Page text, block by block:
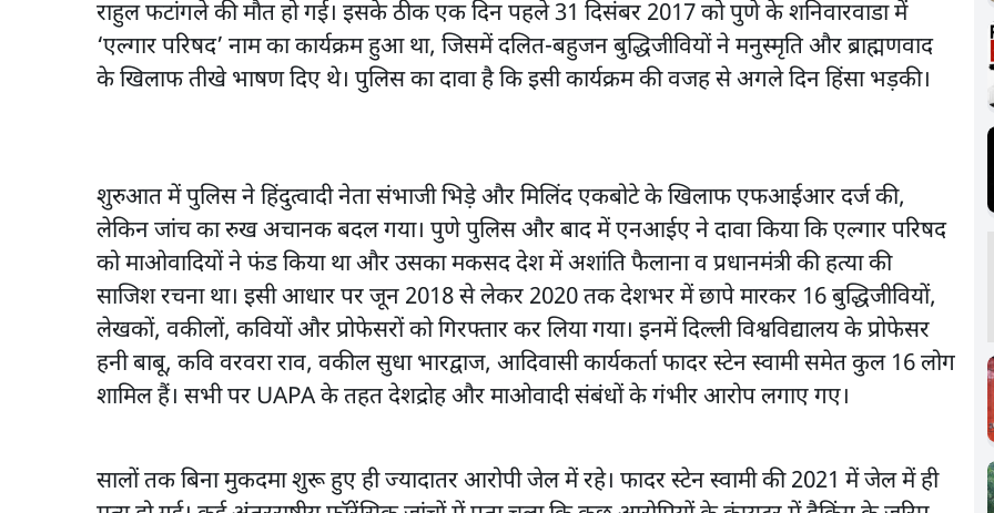
राहुल फटांगले की मौत हो गई। इसके ठीक एक दिन पहले 31 दिसंबर 2017 को पुणे के शनिवारवाडा में
‘एल्गार परिषद’ नाम का कार्यक्रम हुआ था, जिसमें दलित-बहुजन बुद्धिजीवियों ने मनुस्मृति और ब्राह्मणवाद
के खिलाफ तीखे भाषण दिए थे। पुलिस का दावा है कि इसी कार्यक्रम की वजह से अगले दिन हिंसा भड़की।
शुरुआत में पुलिस ने हिंदुत्वादी नेता संभाजी भिड़े और मिलिंद एकबोटे के खिलाफ एफआईआर दर्ज की,
लेकिन जांच का रुख अचानक बदल गया। पुणे पुलिस और बाद में एनआईए ने दावा किया कि एल्गार परिषद
को माओवादियों ने फंड किया था और उसका मकसद देश में अशांति फैलाना व प्रधानमंत्री की हत्या की
साजिश रचना था। इसी आधार पर जून 2018 से लेकर 2020 तक देशभर में छापे मारकर 16 बुद्धिजीवियों,
लेखकों, वकीलों, कवियों और प्रोफेसरों को गिरफ्तार कर लिया गया। इनमें दिल्ली विश्वविद्यालय के प्रोफेसर
हनी बाबू, कवि वरवरा राव, वकील सुधा भारद्वाज, आदिवासी कार्यकर्ता फादर स्टेन स्वामी समेत कुल 16 लोग
शामिल हैं। सभी पर UAPA के तहत देशद्रोह और माओवादी संबंधों के गंभीर आरोप लगाए गए।
सालों तक बिना मुकदमा शुरू हुए ही ज्यादातर आरोपी जेल में रहे। फादर स्टेन स्वामी की 2021 में जेल में ही